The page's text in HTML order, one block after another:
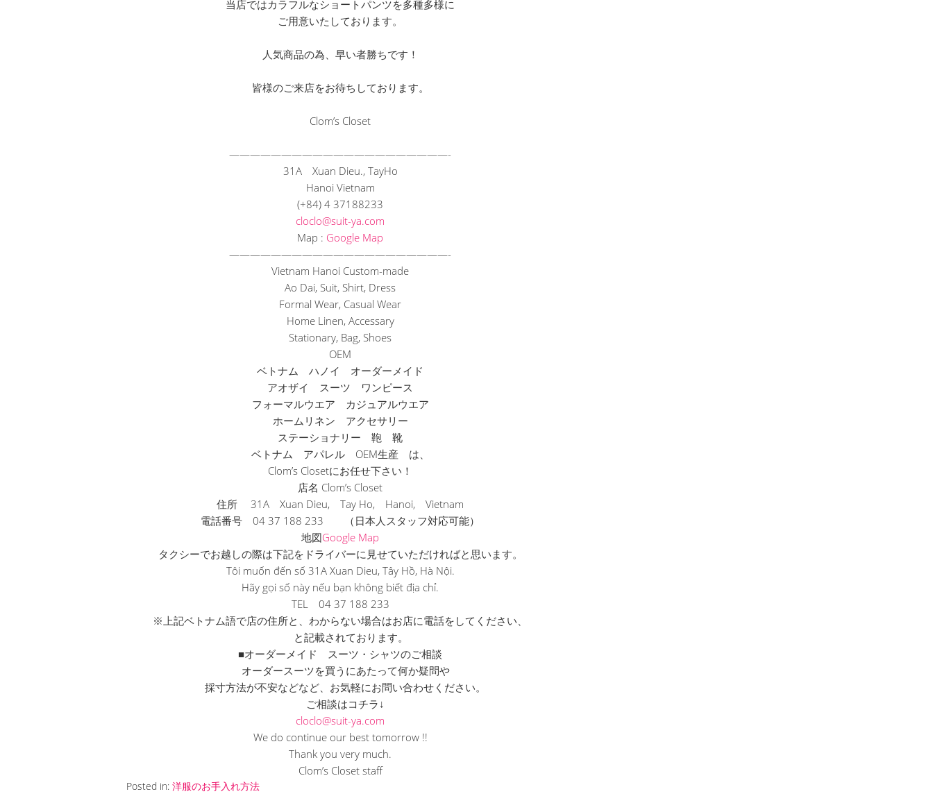
当店ではカラフルなショートパンツを多種多様に
ご用意いたしております。
人気商品の為、早い者勝ちです！
皆様のご来店をお待ちしております。
Clom’s Closet
—————————————————————-
31A Xuan Dieu., TayHo
Hanoi Vietnam
(+84) 4 37188233
cloclo@suit-ya.com
Map : Google Map
—————————————————————-
Vietnam Hanoi Custom-made
Ao Dai, Suit, Shirt, Dress
Formal Wear, Casual Wear
Home Linen, Accessary
Stationary, Bag, Shoes
OEM
ベトナム ハノイ オーダーメイド
アオザイ スーツ ワンピース
フォーマルウエア カジュアルウエア
ホームリネン アクセサリー
ステーショナリー 鞄 靴
ベトナム アパレル OEM生産 は、
Clom’s Closetにお任せ下さい！
店名 Clom’s Closet
住所 31A Xuan Dieu, Tay Ho, Hanoi, Vietnam
電話番号 04 37 188 233 （日本人スタッフ対応可能）
地図Google Map
タクシーでお越しの際は下記をドライバーに見せていただければと思います。
Tôi muốn đến số 31A Xuan Dieu, Tây Hồ, Hà Nội.
Hãy gọi số này nếu bạn không biết địa chỉ.
TEL 04 37 188 233
※上記ベトナム語で店の住所と、わからない場合はお店に電話をしてください、
と記載されております。
■オーダーメイド スーツ・シャツのご相談
オーダースーツを買うにあたって何か疑問や
採寸方法が不安などなど、お気軽にお問い合わせください。
ご相談はコチラ↓
cloclo@suit-ya.com
We do continue our best tomorrow !!
Thank you very much.
Clom’s Closet staff
Posted in: 洋服のお手入れ方法